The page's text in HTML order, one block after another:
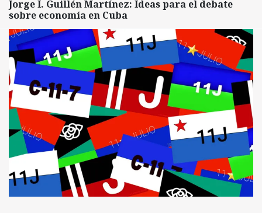
Jorge I. Guillén Martínez: Ideas para el debate
sobre economía en Cuba